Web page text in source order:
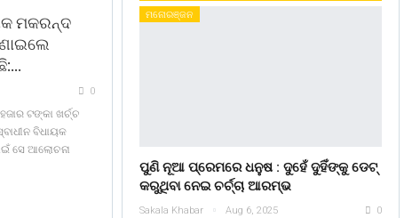
ମକରନ୍ଦ
0
ଟଙ୍କା ଖର୍ଚ୍ଚ
ବିଧାୟକ
ସେ ଆଲୋଚନା
ମନୋରଞ୍ଜନ
ପୁଣି ନୂଆ ପ୍ରେମରେ ଧନୁଷ : ଦୁହେଁ ଦୁହିଁଙ୍କୁ ଡେଟ୍
କରୁଥିବା ନେଇ ଚର୍ଚ୍ଚା ଆରମ୍ଭ
Sakala Khabar Aug 6, 2025 0